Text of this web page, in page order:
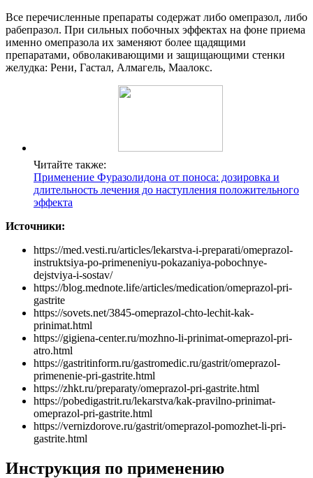
Все перечисленные препараты содержат либо омепразол, либо
рабепразол. При сильных побочных эффектах на фоне приема
именно омепразола их заменяют более щадящими
препаратами, обволакивающими и защищающими стенки
желудка: Рени, Гастал, Алмагель, Маалокс.
Читайте также:
Применение Фуразолидона от поноса: дозировка и
длительность лечения до наступления положительного
эффекта
Источники:
https://med.vesti.ru/articles/lekarstva-i-preparati/omeprazol-
instruktsiya-po-primeneniyu-pokazaniya-pobochnye-
dejstviya-i-sostav/
https://blog.mednote.life/articles/medication/omeprazol-pri-
gastrite
https://sovets.net/3845-omeprazol-chto-lechit-kak-
prinimat.html
https://gigiena-center.ru/mozhno-li-prinimat-omeprazol-pri-
atro.html
https://gastritinform.ru/gastromedic.ru/gastrit/omeprazol-
primenenie-pri-gastrite.html
https://zhkt.ru/preparaty/omeprazol-pri-gastrite.html
https://pobedigastrit.ru/lekarstva/kak-pravilno-prinimat-
omeprazol-pri-gastrite.html
https://vernizdorove.ru/gastrit/omeprazol-pomozhet-li-pri-
gastrite.html
Инструкция по применению